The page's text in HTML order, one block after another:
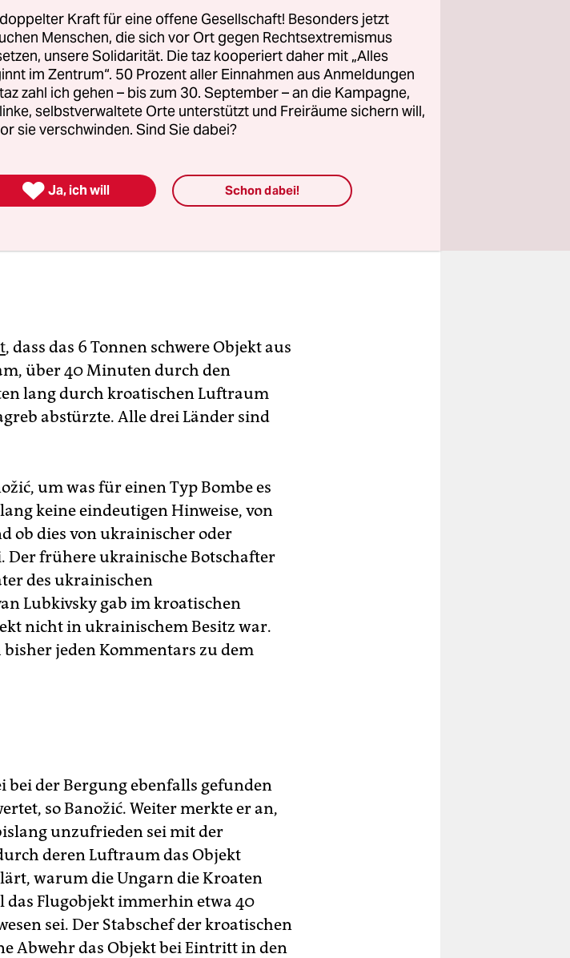
sowjetischer Produktion.
, dass das 6 Tonnen schwere Objekt aus
über 40 Minuten durch den
lang durch kroatischen Luftraum
abstürzte. Alle drei Länder sind
um was für einen Typ Bombe es
keine eindeutigen Hinweise, von
ob dies von ukrainischer oder
Der frühere ukrainische Botschafter
des ukrainischen
Lubkivsky gab im kroatischen
nicht in ukrainischem Besitz war.
jeden Kommentars zu dem
bei der Bergung ebenfalls gefunden
so Banožić. Weiter merkte er an,
unzufrieden sei mit der
deren Luftraum das Objekt
warum die Ungarn die Kroaten
Flugobjekt immerhin etwa 40
sei. Der Stabschef der kroatischen
Abwehr das Objekt bei Eintritt in den
Kraft für eine offene Gesellschaft! Besonders jetzt
Menschen, die sich vor Ort gegen Rechtsextremismus
unsere Solidarität. Die taz kooperiert daher mit „Alles
im Zentrum“. 50 Prozent aller Einnahmen aus Anmeldungen
zahl ich gehen – bis zum 30. September – an die Kampagne,
selbstverwaltete Orte unterstützt und Freiräume sichern will,
sie verschwinden. Sind Sie dabei?
 Ja, ich will Schon dabei!